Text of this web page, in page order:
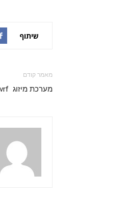
שיתוף
מאמר קודם
מערכת מיזוג vrf